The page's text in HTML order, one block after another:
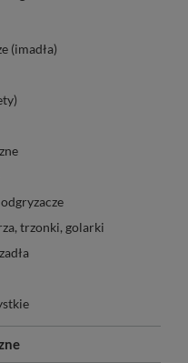
(imadła)
trzonki, golarki